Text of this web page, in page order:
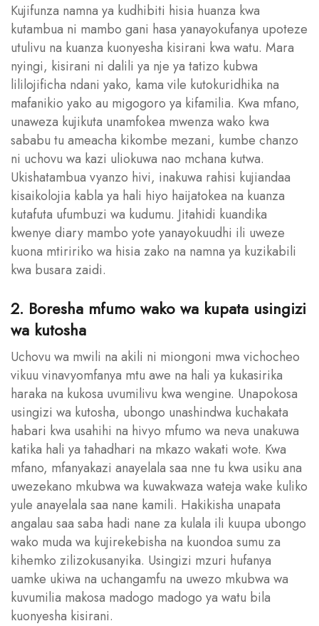
Kujifunza namna ya kudhibiti hisia huanza kwa
kutambua ni mambo gani hasa yanayokufanya upoteze
utulivu na kuanza kuonyesha kisirani kwa watu. Mara
nyingi, kisirani ni dalili ya nje ya tatizo kubwa
lililojificha ndani yako, kama vile kutokuridhika na
mafanikio yako au migogoro ya kifamilia. Kwa mfano,
unaweza kujikuta unamfokea mwenza wako kwa
sababu tu ameacha kikombe mezani, kumbe chanzo
ni uchovu wa kazi uliokuwa nao mchana kutwa.
Ukishatambua vyanzo hivi, inakuwa rahisi kujiandaa
kisaikolojia kabla ya hali hiyo haijatokea na kuanza
kutafuta ufumbuzi wa kudumu. Jitahidi kuandika
kwenye diary mambo yote yanayokuudhi ili uweze
kuona mtiririko wa hisia zako na namna ya kuzikabili
kwa busara zaidi.
2. Boresha mfumo wako wa kupata usingizi
wa kutosha
Uchovu wa mwili na akili ni miongoni mwa vichocheo
vikuu vinavyomfanya mtu awe na hali ya kukasirika
haraka na kukosa uvumilivu kwa wengine. Unapokosa
usingizi wa kutosha, ubongo unashindwa kuchakata
habari kwa usahihi na hivyo mfumo wa neva unakuwa
katika hali ya tahadhari na mkazo wakati wote. Kwa
mfano, mfanyakazi anayelala saa nne tu kwa usiku ana
uwezekano mkubwa wa kuwakwaza wateja wake kuliko
yule anayelala saa nane kamili. Hakikisha unapata
angalau saa saba hadi nane za kulala ili kuupa ubongo
wako muda wa kujirekebisha na kuondoa sumu za
kihemko zilizokusanyika. Usingizi mzuri hufanya
uamke ukiwa na uchangamfu na uwezo mkubwa wa
kuvumilia makosa madogo madogo ya watu bila
kuonyesha kisirani.